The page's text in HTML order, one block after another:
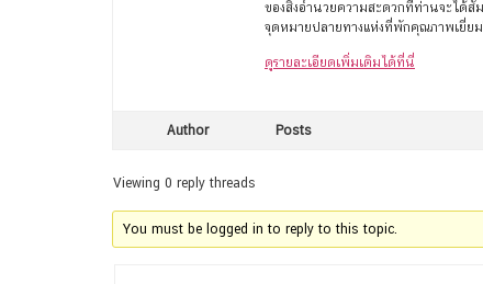
ของสิ่งอำนวยความสะดวกที่ท่านจะได้
จุดหมายปลายทางแห่งที่พักคุณภาพเยี่ย
ดูรายละเอียดเพิ่มเติมได้ที่นี่
Author Posts
Viewing 0 reply threads
You must be logged in to reply to this topic.